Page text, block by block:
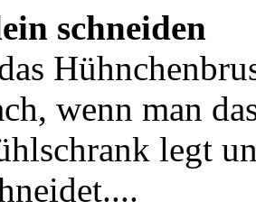
schneiden
wenn man
legt